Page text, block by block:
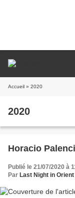
Accueil » 2020
2020
Horacio
Publié le 21/07/2020 à
Par Last Night in